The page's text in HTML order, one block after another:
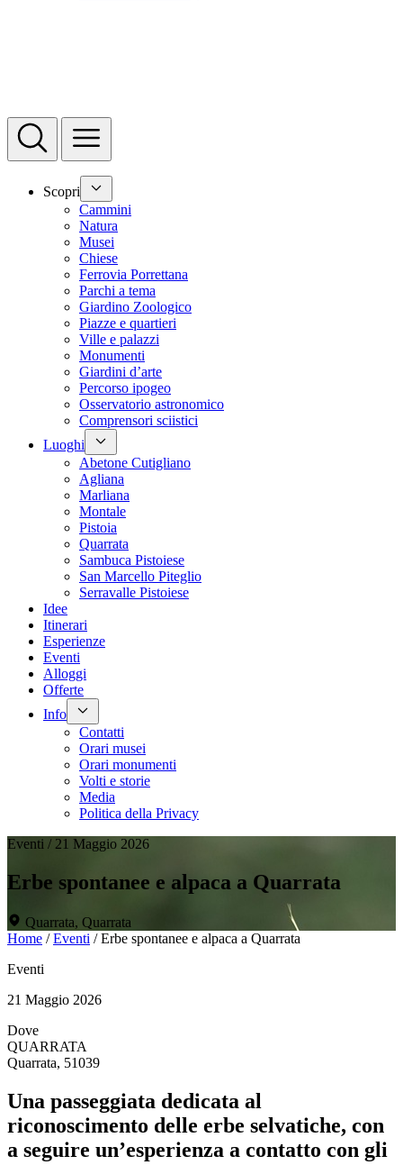
Scopri
Cammini
Natura
Musei
Chiese
Ferrovia Porrettana
Parchi a tema
Giardino Zoologico
Piazze e quartieri
Ville e palazzi
Monumenti
Giardini d’arte
Percorso ipogeo
Osservatorio astronomico
Comprensori sciistici
Luoghi
Abetone Cutigliano
Agliana
Marliana
Montale
Pistoia
Quarrata
Sambuca Pistoiese
San Marcello Piteglio
Serravalle Pistoiese
Idee
Itinerari
Esperienze
Eventi
Alloggi
Offerte
Info
Contatti
Orari musei
Orari monumenti
Volti e storie
Media
Politica della Privacy
Eventi / 21 Maggio 2026
Erbe spontanee e alpaca a Quarrata
Quarrata, Quarrata
Home /Eventi /Erbe spontanee e alpaca a Quarrata
Eventi
21 Maggio 2026
Dove
QUARRATA
Quarrata, 51039
Una passeggiata dedicata al
riconoscimento delle erbe selvatiche, con
a seguire un’esperienza a contatto con gli